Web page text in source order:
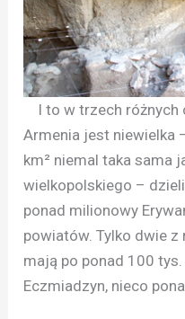
I to w trzech różnych
Armenia jest niewielka
km² niemal taka sama
wielkopolskiego –
ponad milionowy
powiatów. Tylko dwie z
mają po ponad 100
Eczmiadzyn, nieco